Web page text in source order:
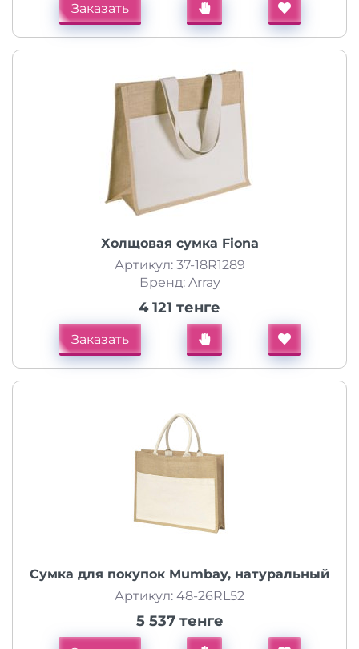
Заказать
Холщовая сумка Fiona
Артикул: 37-18R1289
Бренд: Array
4 121 тенге
Заказать
Сумка для покупок Mumbay, натуральный
Артикул: 48-26RL52
5 537 тенге